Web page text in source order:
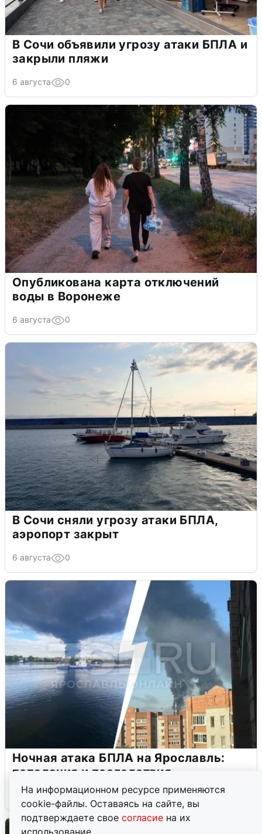
На информационном ресурсе применяются
cookie-файлы. Оставаясь на сайте, вы
подтверждаете свое согласие на их
использование.
В Сочи объявили угрозу атаки БПЛА и
закрыли пляжи
6 августа 0
Опубликована карта отключений
воды в Воронеже
6 августа 0
В Сочи сняли угрозу атаки БПЛА,
аэропорт закрыт
6 августа 0
Ночная атака БПЛА на Ярославль:
попадания и последствия
6 августа 0